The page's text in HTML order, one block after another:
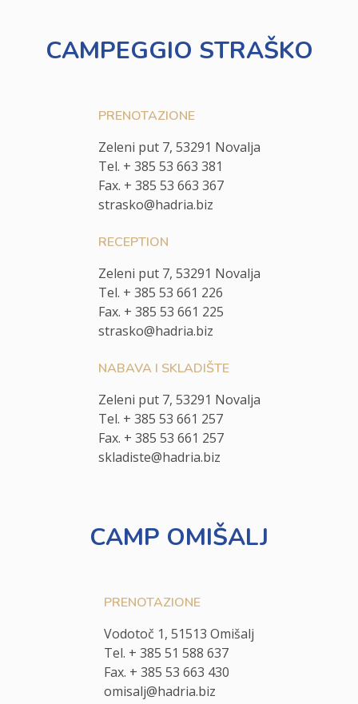
CAMPEGGIO STRAŠKO
PRENOTAZIONE
Zeleni put 7, 53291 Novalja
Tel. + 385 53 663 381
Fax. + 385 53 663 367
strasko@hadria.biz
RECEPTION
Zeleni put 7, 53291 Novalja
Tel. + 385 53 661 226
Fax. + 385 53 661 225
strasko@hadria.biz
NABAVA I SKLADIŠTE
Zeleni put 7, 53291 Novalja
Tel. + 385 53 661 257
Fax. + 385 53 661 257
skladiste@hadria.biz
CAMP OMIŠALJ
PRENOTAZIONE
Vodotoč 1, 51513 Omišalj
Tel. + 385 51 588 637
Fax. + 385 53 663 430
omisalj@hadria.biz